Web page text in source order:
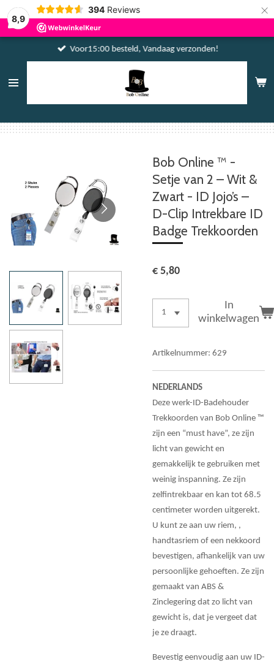
8,9
394 Reviews ×
Voor15:00 besteld, Vandaag verzonden!
Bob Online ™ -
Setje van 2 – Wit &
Zwart - ID Jojo’s –
D-Clip Intrekbare ID
Badge Trekkoorden
€ 5,80
In
winkelwagen
Artikelnummer: 629
NEDERLANDS
Deze werk-ID-Badehouder
Trekkoorden van Bob Online ™
zijn een “must have”, ze zijn
licht van gewicht en
gemakkelijk te gebruiken met
weinig inspanning. Ze zijn
zelfintrekbaar en kan tot 68.5
centimeter worden uitgerekt.
U kunt ze aan uw riem, ,
handtasriem of een nekkoord
bevestigen, afhankelijk van uw
persoonlijke gehoeften. Ze zijn
gemaakt van ABS &
Zinclegering dat zo licht van
gewicht is, dat je vergeet dat
je ze draagt.
Bevestig eenvoudig aan uw ID-